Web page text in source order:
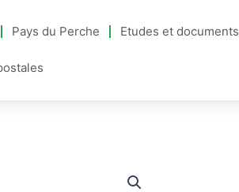
Pays du Perche Etudes et documents